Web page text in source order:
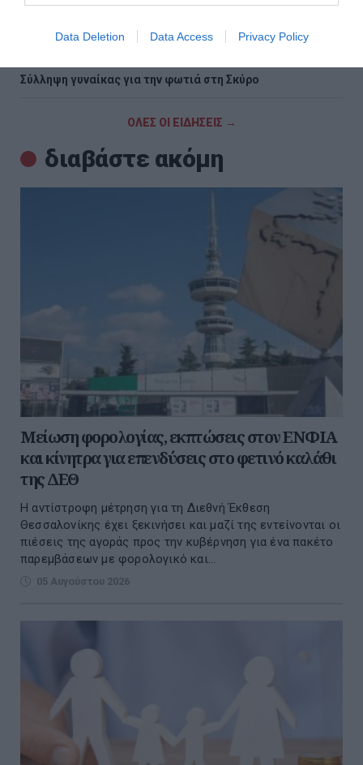
Data Deletion Data Access Privacy Policy
Υψηλή χοληστερίνη: Οι τροφές που πρέπει να
αποφεύγουμε
Σύλληψη γυναίκας για την φωτιά στη Σκύρο
ΟΛΕΣ ΟΙ ΕΙΔΗΣΕΙΣ →
διαβάστε ακόμη
Μείωση φορολογίας, εκπτώσεις στον ΕΝΦΙΑ
και κίνητρα για επενδύσεις στο φετινό καλάθι
της ΔΕΘ
Η αντίστροφη μέτρηση για τη Διεθνή Έκθεση
Θεσσαλονίκης έχει ξεκινήσει και μαζί της εντείνονται οι
πιέσεις της αγοράς προς την κυβέρνηση για ένα πακέτο
παρεμβάσεων με φορολογικό και...
05 Αυγούστου 2026